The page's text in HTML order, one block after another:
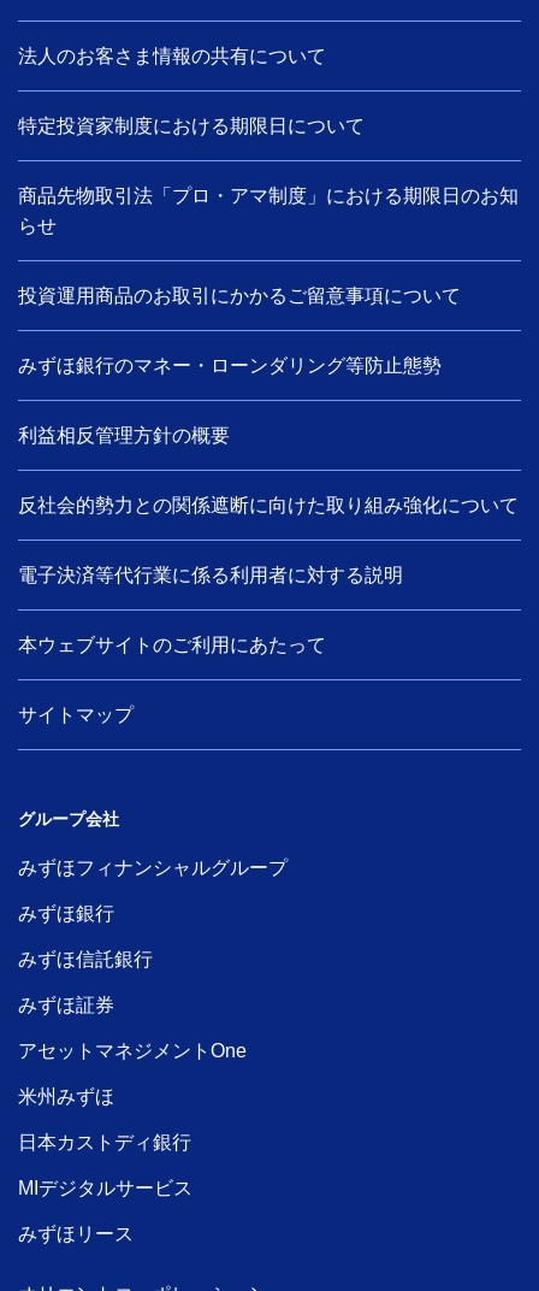
法人のお客さま情報の共有について
特定投資家制度における期限日について
商品先物取引法「プロ・アマ制度」における期限日のお知
らせ
投資運用商品のお取引にかかるご留意事項について
みずほ銀行のマネー・ローンダリング等防止態勢
利益相反管理方針の概要
反社会的勢力との関係遮断に向けた取り組み強化について
電子決済等代行業に係る利用者に対する説明
本ウェブサイトのご利用にあたって
サイトマップ
グループ会社
みずほフィナンシャルグループ
みずほ銀行
みずほ信託銀行
みずほ証券
アセットマネジメントOne
米州みずほ
日本カストディ銀行
MIデジタルサービス
みずほリース